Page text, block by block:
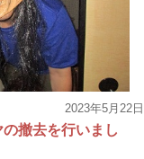
2023年5月22日
撤去を行いまし